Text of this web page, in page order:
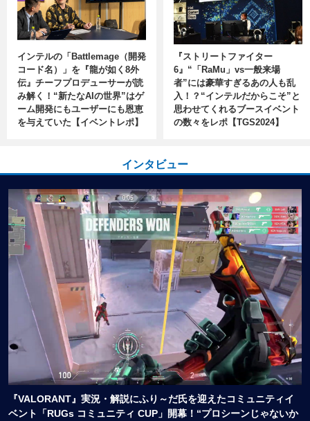
インテルの「Battlemage（開発
コード名）」を『龍が如く8外
伝』チーフプロデューサーが読
み解く！“新たなAIの世界”はゲ
ーム開発にもユーザーにも恩恵
を与えていた【イベントレポ】
『ストリートファイター
6』“「RaMu」vs一般来場
者”には豪華すぎるあの人も乱
入！？“インテルだからこそ”と
思わせてくれるブースイベント
の数々をレポ【TGS2024】
インタビュー
『VALORANT』実況・解説にふり～だ氏を迎えたコミュニティイ
ベント「RUGs コミュニティ CUP」開幕！“プロシーンじゃないか